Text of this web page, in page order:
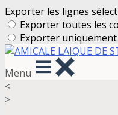
Exporter les lignes
Exporter toutes les
Exporter
Menu
<
>